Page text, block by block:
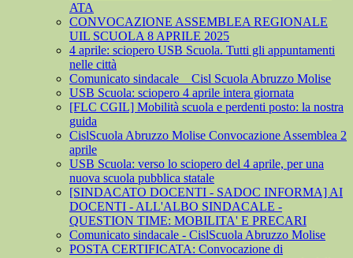
ATA
CONVOCAZIONE ASSEMBLEA REGIONALE
UIL SCUOLA 8 APRILE 2025
4 aprile: sciopero USB Scuola. Tutti gli appuntamenti
nelle città
Comunicato sindacale _ Cisl Scuola Abruzzo Molise
USB Scuola: sciopero 4 aprile intera giornata
[FLC CGIL] Mobilità scuola e perdenti posto: la nostra
guida
CislScuola Abruzzo Molise Convocazione Assemblea 2
aprile
USB Scuola: verso lo sciopero del 4 aprile, per una
nuova scuola pubblica statale
[SINDACATO DOCENTI - SADOC INFORMA] AI
DOCENTI - ALL'ALBO SINDACALE -
QUESTION TIME: MOBILITA' E PRECARI
Comunicato sindacale - CislScuola Abruzzo Molise
POSTA CERTIFICATA: Convocazione di